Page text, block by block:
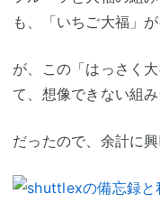
も、「いちご大福」
が、この「はっさく
て、想像できない組
だったので、余計に